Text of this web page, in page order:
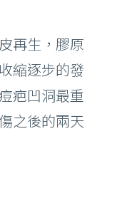
再生，膠原
縮逐步的發
疤凹洞最重
之後的兩天